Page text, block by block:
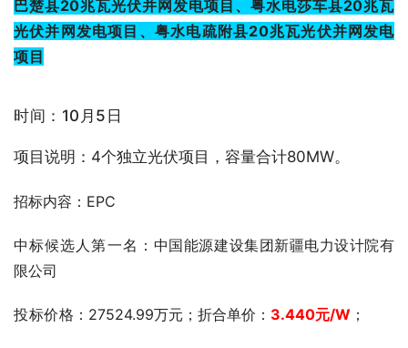
巴楚县20兆瓦光伏并网发电项目、粤水电莎车县20兆瓦
光伏并网发电项目、粤水电疏附县20兆瓦光伏并网发电
项目
时间：10月5日
项目说明：4个独立光伏项目，容量合计80MW。
招标内容：EPC
中标候选人第一名： 中国能源建设集团新疆电力设计院有
限公司
投标价格 ：27524.99万元；折合单价： 3.440元/W ；